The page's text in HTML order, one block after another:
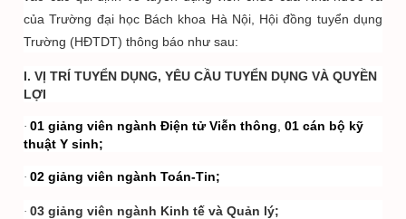
của Trường đại học Bách khoa Hà Nội, Hội đồng tuyển dụng
Trường (HĐTDT) thông báo như sau:
I. VỊ TRÍ TUYỂN DỤNG, YÊU CẦU TUYỂN DỤNG VÀ QUYỀN
LỢI
· 01 giảng viên ngành Điện tử Viễn thông 01 cán bộ kỹ
thuật Y sinh;
· 02 giảng viên ngành Toán-Tin;
· 03 giảng viên ngành Kinh tế và Quản lý;